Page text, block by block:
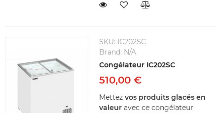
SKU: IC202SC
Brand: N/A
Congélateur IC202SC
510,00 €
Mettezvos produits glacés en
valeur avec ce congélateur